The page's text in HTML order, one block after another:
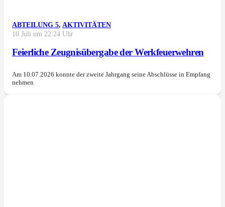
ABTEILUNG 5, AKTIVITÄTEN
10 Juli um 22:24 Uhr
Feierliche Zeugnisübergabe der Werkfeuerwehren
Am 10.07.2026 konnte der zweite Jahrgang seine Abschlüsse in Empfang
nehmen